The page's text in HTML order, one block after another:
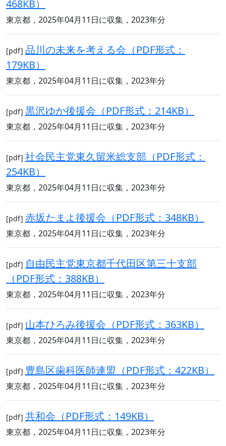
468KB）
東京都，2025年04月11日に収集，2023年分
[pdf] 品川の未来を考える会（PDF形式：
179KB）
東京都，2025年04月11日に収集，2023年分
[pdf] 黒沢ゆか後援会（PDF形式：214KB）
東京都，2025年04月11日に収集，2023年分
[pdf] 社会民主党東久留米総支部（PDF形式：
254KB）
東京都，2025年04月11日に収集，2023年分
[pdf] 赤坂たまよ後援会（PDF形式：348KB）
東京都，2025年04月11日に収集，2023年分
[pdf] 自由民主党東京都千代田区第三十支部
（PDF形式：388KB）
東京都，2025年04月11日に収集，2023年分
[pdf] 山本ひろみ後援会（PDF形式：363KB）
東京都，2025年04月11日に収集，2023年分
[pdf] 豊島区歯科医師連盟（PDF形式：422KB）
東京都，2025年04月11日に収集，2023年分
[pdf] 共和会（PDF形式：149KB）
東京都，2025年04月11日に収集，2023年分